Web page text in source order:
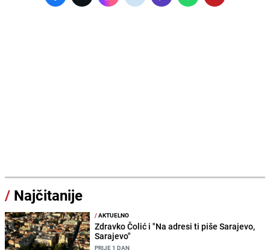
/ Najčitanije
/AKTUELNO
Zdravko Čolić i "Na adresi ti piše Sarajevo,
Sarajevo"
PRIJE 1 DAN